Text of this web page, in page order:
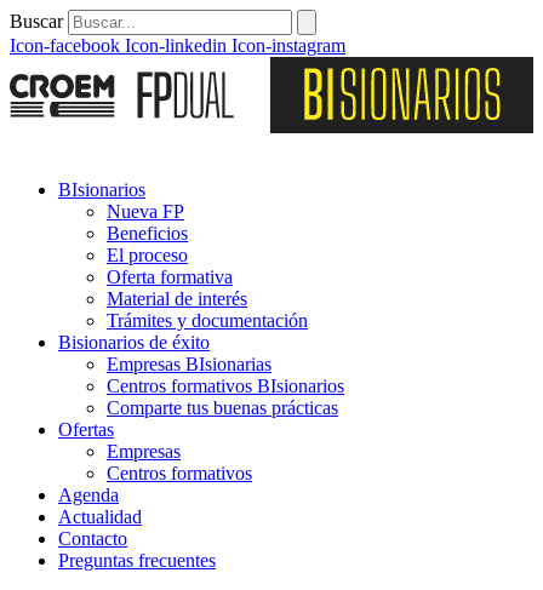
Buscar
Icon-facebook Icon-linkedin Icon-instagram
BIsionarios
Nueva FP
Beneficios
El proceso
Oferta formativa
Material de interés
Trámites y documentación
Bisionarios de éxito
Empresas BIsionarias
Centros formativos BIsionarios
Comparte tus buenas prácticas
Ofertas
Empresas
Centros formativos
Agenda
Actualidad
Contacto
Preguntas frecuentes